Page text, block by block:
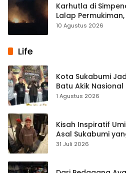
Karhutla di
Lalap
Terancam
10 Agustus 2026
Life
Kota Sukabumi
Batu Akik Nasional
1 Agustus 2026
Kisah Inspiratif
Asal Sukabumi
Streaming
31 Juli 2026